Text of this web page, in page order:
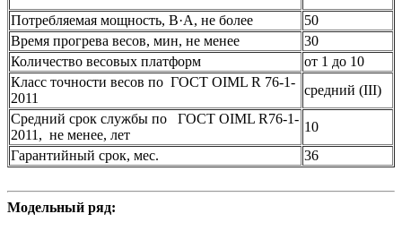
Потребляемая мощность, В·A, не более
50
Время прогрева весов, мин, не менее
30
Количество весовых платформ
от 1 до 10
Класс точности весов по ГОСТ OIML R 76-1-
2011
средний (III)
Средний срок службы по ГОСТ OIML R76-1-
2011, не менее, лет
10
Гарантийный срок, мес.
36
Модельный ряд: